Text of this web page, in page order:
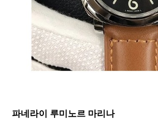
파네라이 루미노르 마리나